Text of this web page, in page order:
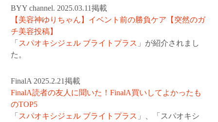
BYY channel. 2025.03.11掲載
【美容神ゆりちゃん】イベント前の勝負ケア【突然のガ
チ美容投稿】
「 スパオキシジェル ブライトプラス 」が紹介されまし
た。
FinalA 2025.2.21掲載
FinalA読者の友人に聞いた！FinalA買いしてよかったも
のTOP5
「 スパオキシジェル ブライトプラス 」、「スパオキシ